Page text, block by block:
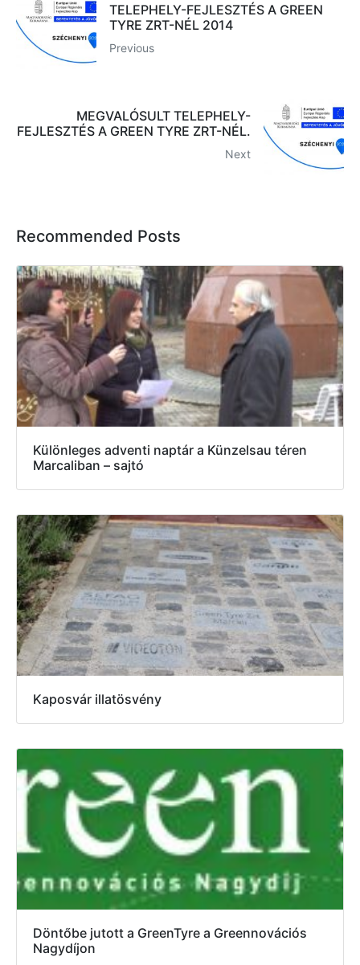
TELEPHELY-FEJLESZTÉS A GREEN
TYRE ZRT-NÉL 2014
Previous
MEGVALÓSULT TELEPHELY-
FEJLESZTÉS A GREEN TYRE ZRT-NÉL.
Next
Recommended Posts
Különleges adventi naptár a Künzelsau téren
Marcaliban – sajtó
Kaposvár illatösvény
Döntőbe jutott a GreenTyre a Greennovációs
Nagydíjon